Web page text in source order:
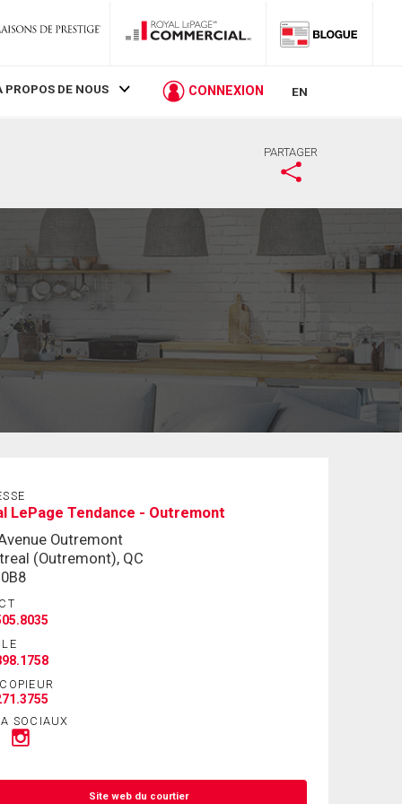
PROPOS DE NOUS CONNEXION EN
PARTAGER
LePage Tendance - Outremont
Outremont
(Outremont), QC
SOCIAUX
Site web du courtier